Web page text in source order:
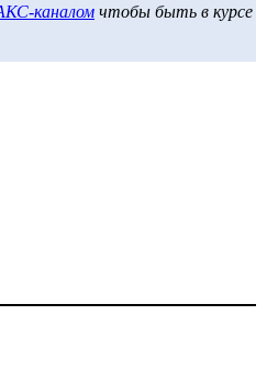
каналом чтобы быть в курсе